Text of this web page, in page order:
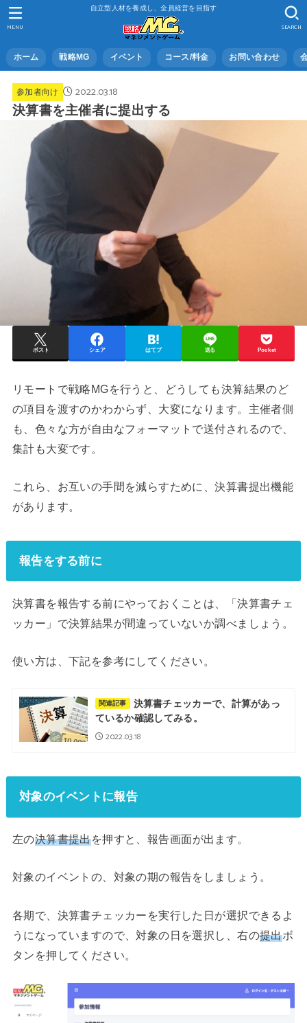
自立型人材を養成し、全員経営を目指す
ホーム 戦略MG イベント コース/料金 お問い合わせ
SEARCH
MENU
参加者向け 2022.03.18
決算書を主催者に提出する
ポスト シェア はてブ 送る Pocket
リモートで戦略MGを行うと、どうしても決算結果のど
の項目を渡すのかわからず、大変になります。主催者側
も、色々な方が自由なフォーマットで送付されるので、
集計も大変です。
これら、お互いの手間を減らすために、決算書提出機能
があります。
報告をする前に
決算書を報告する前にやっておくことは、「決算書チェ
ッカー」で決算結果が間違っていないか調べましょう。
使い方は、下記を参考にしてください。
関連記事
決算書チェッカーで、計算があっ
ているか確認してみる。
2022.03.18
対象のイベントに報告
左の決算書提出を押すと、報告画面が出ます。
対象のイベントの、対象の期の報告をしましょう。
各期で、決算書チェッカーを実行した日が選択できるよ
うになっていますので、対象の日を選択し、右の提出ボ
タンを押してください。